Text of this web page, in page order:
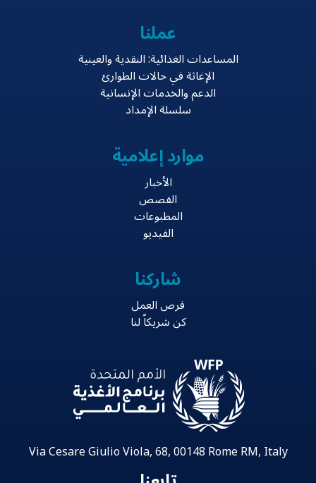
عملنا
المساعدات الغذائية: النقدية والعينية
الإغاثة في حالات الطوارئ
الدعم والخدمات الإنسانية
سلسلة الإمداد
موارد إعلامية
الأخبار
القصص
المطبوعات
الفيديو
شاركنا
فرص العمل
كن شريكاً لنا
Via Cesare Giulio Viola, 68, 00148 Rome RM, Italy